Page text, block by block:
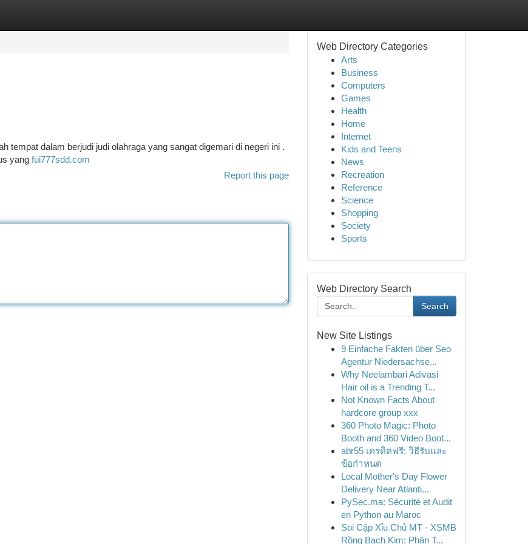
tempat dalam berjudi judi olahraga yang sangat digemari di negeri ini .
yang fui777sdd.com
Report this page
Web Directory Categories
Arts
Business
Computers
Games
Health
Home
Internet
Kids and Teens
News
Recreation
Reference
Science
Shopping
Society
Sports
Web Directory Search
Search
New Site Listings
9 Einfache Fakten über Seo
Agentur Niedersachse...
Why Neelambari Adivasi
Hair oil is a Trending T...
Not Known Facts About
hardcore group xxx
360 Photo Magic: Photo
Booth and 360 Video Boot...
abr55 เครดิตฟรี: วิธีรับและ
ข้อกำหนด
Local Mother's Day Flower
Delivery Near Atlanti...
PySec.ma: Sécurité et Audit
en Python au Maroc
Soi Cặp Xỉu Chủ MT - XSMB
Rồng Bạch Kim: Phân T...